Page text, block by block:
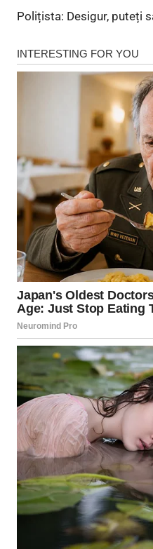
Polițista: Desigur, puteți